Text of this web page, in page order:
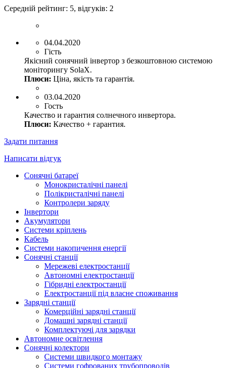
Середній рейтинг: 5, відгуків: 2
04.04.2020
Гість
Якісний сонячний інвертор з безкоштовною системою
моніторингу SolaX.
Плюси: Ціна, якість та гарантія.
03.04.2020
Гость
Качество и гарантия солнечного инвертора.
Плюси: Качество + гарантия.
Задати питання
Написати відгук
Сонячні батареї
Монокристалічні панелі
Полікристалічні панелі
Контролери заряду
Інвертори
Акумулятори
Системи кріплень
Кабель
Системи накопичення енергії
Сонячні станції
Мережеві електростанції
Автономні електростанції
Гібридні електростанції
Електростанції під власне споживання
Зарядні станції
Комерційні зарядні станції
Домашні зарядні станції
Комплектуючі для зарядки
Автономне освітлення
Сонячні колектори
Системи швидкого монтажу
Системи гофрованих трубопроводів